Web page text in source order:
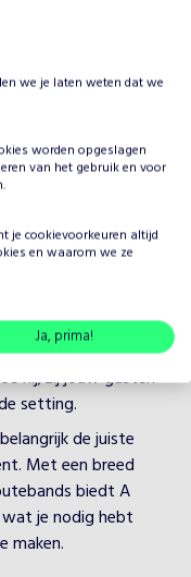
jouw
wilt dat het
Tribute To Barbra
die je evenement
Barbra Streisand
hij/zij jouw gasten
setting.
de juiste
Met een breed
biedt A
je nodig hebt
maken.
we je laten weten dat we
worden opgeslagen
van het gebruik en voor
je cookievoorkeuren altijd
en waarom we ze
Ja, prima!